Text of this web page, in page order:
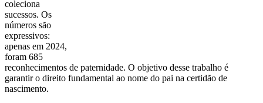
coleciona
sucessos. Os
números são
expressivos:
apenas em 2024,
foram 685
reconhecimentos de paternidade. O objetivo desse trabalho é
garantir o direito fundamental ao nome do pai na certidão de
nascimento.